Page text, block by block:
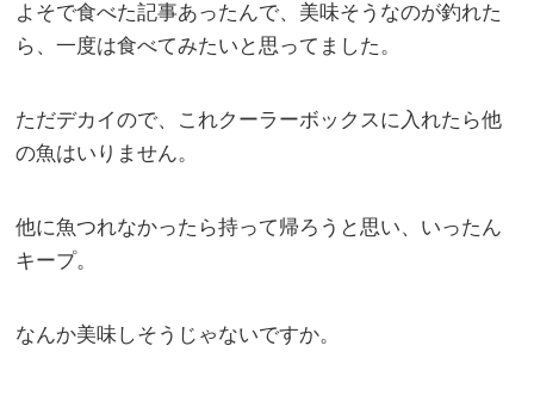
よそで食べた記事あったんで、美味そうなのが釣れた
ら、一度は食べてみたいと思ってました。
ただデカイので、これクーラーボックスに入れたら他
の魚はいりません。
他に魚つれなかったら持って帰ろうと思い、いったん
キープ。
なんか美味しそうじゃないですか。